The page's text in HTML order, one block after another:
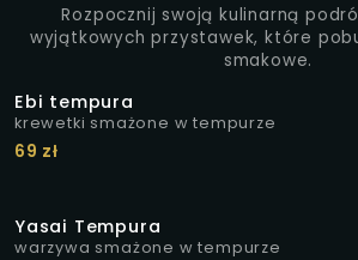
Rozpocznij swoją kulinarną
wyjątkowych przystawek, które
smakowe.
Ebi tempura
krewetki smażone w tempurze
69 zł
Yasai Tempura
warzywa smażone w tempurze